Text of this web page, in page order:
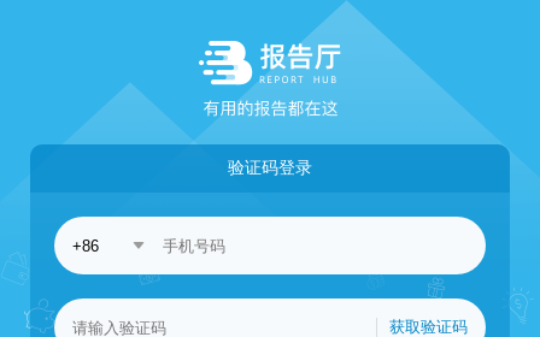
验证码登录
获取验证码